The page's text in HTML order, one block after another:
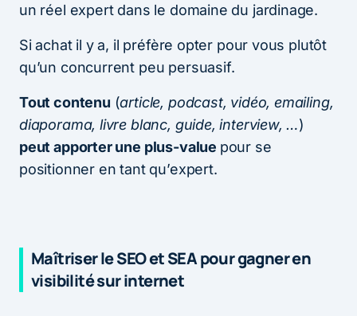
un réel expert dans le domaine du jardinage.
Si achat il y a, il préfère opter pour vous plutôt
qu’un concurrent peu persuasif.
Tout contenu (article, podcast, vidéo, emailing,
diaporama, livre blanc, guide, interview, …)
peut apporter une plus-value pour se
positionner en tant qu’expert.
Maîtriser le SEO et SEA pour gagner en
visibilité sur internet